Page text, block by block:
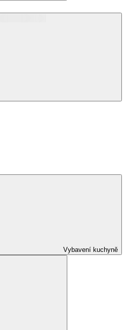
Vybavení kuchyně